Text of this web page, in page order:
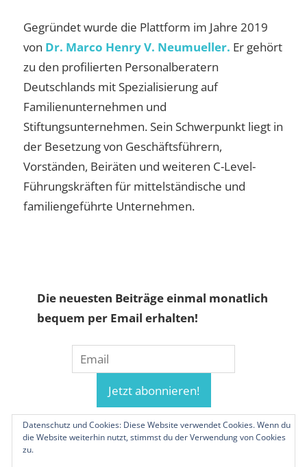
Gegründet wurde die Plattform im Jahre 2019
von Dr. Marco Henry V. Neumueller. Er gehört
zu den profilierten Personalberatern
Deutschlands mit Spezialisierung auf
Familienunternehmen und
Stiftungsunternehmen. Sein Schwerpunkt liegt in
der Besetzung von Geschäftsführern,
Vorständen, Beiräten und weiteren C-Level-
Führungskräften für mittelständische und
familiengeführte Unternehmen.
Die neuesten Beiträge einmal monatlich
bequem per Email erhalten!
Datenschutz und Cookies: Diese Website verwendet Cookies. Wenn du
die Website weiterhin nutzt, stimmst du der Verwendung von Cookies
zu.